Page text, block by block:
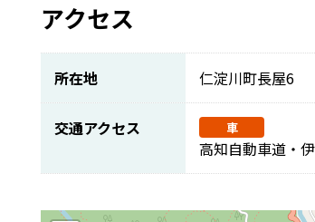
アクセス
所在地 仁淀川町長屋6
交通アクセス 車
高知自動車道・